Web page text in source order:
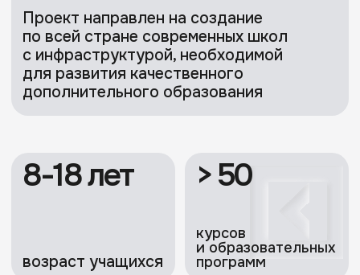
> 100
экспертов
и преподавателей
5 стран
Россия, Малайзия,
Индонезия,
Индия, ОАЭ